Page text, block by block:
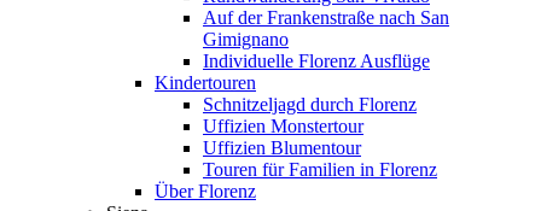
Auf der Frankenstraße nach San
Gimignano
Individuelle Florenz Ausflüge
Kindertouren
Schnitzeljagd durch Florenz
Uffizien Monstertour
Uffizien Blumentour
Touren für Familien in Florenz
Über Florenz